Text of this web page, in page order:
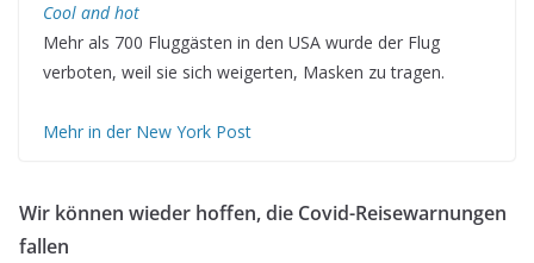
Cool and hot
Mehr als 700 Fluggästen in den USA wurde der Flug
verboten, weil sie sich weigerten, Masken zu tragen.
Mehr in der New York Post
Wir können wieder hoffen, die Covid-Reisewarnungen
fallen